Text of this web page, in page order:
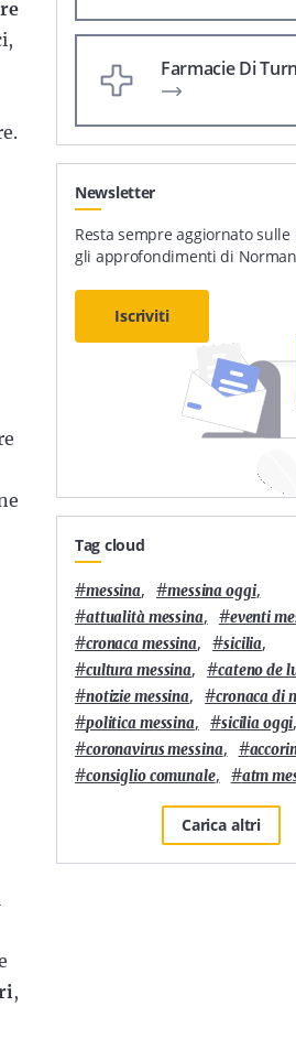
,
Farmacie Di
Newsletter
Resta sempre aggiornato sulle
gli approfondimenti di
Iscriviti
Tag cloud
#messina, #messina oggi,
#attualità messina, #eventi
#cronaca messina, #sicilia,
#cultura messina, #cateno de
#notizie messina, #cronaca di
#politica messina, #sicilia oggi,
#coronavirus messina, #
#consiglio comunale, #atm
Carica altri